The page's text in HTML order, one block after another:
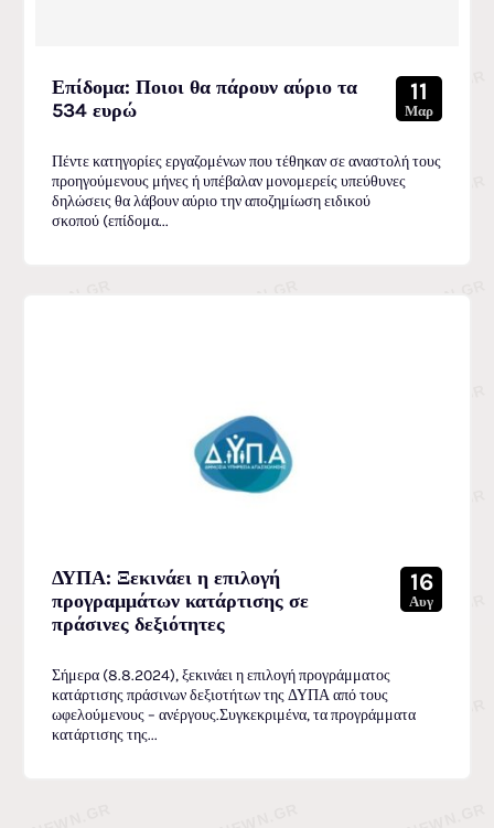
Επίδομα: Ποιοι θα πάρουν αύριο τα
534 ευρώ
11
Μαρ
Πέντε κατηγορίες εργαζομένων που τέθηκαν σε αναστολή τους
προηγούμενους μήνες ή υπέβαλαν μονομερείς υπεύθυνες
δηλώσεις θα λάβουν αύριο την αποζημίωση ειδικού
σκοπού (επίδομα...
ΔΥΠΑ: Ξεκινάει η επιλογή
προγραμμάτων κατάρτισης σε
πράσινες δεξιότητες
16
Αυγ
Σήμερα (8.8.2024), ξεκινάει η επιλογή προγράμματος
κατάρτισης πράσινων δεξιοτήτων της ΔΥΠΑ από τους
ωφελούμενους – ανέργους.Συγκεκριμένα, τα προγράμματα
κατάρτισης της...